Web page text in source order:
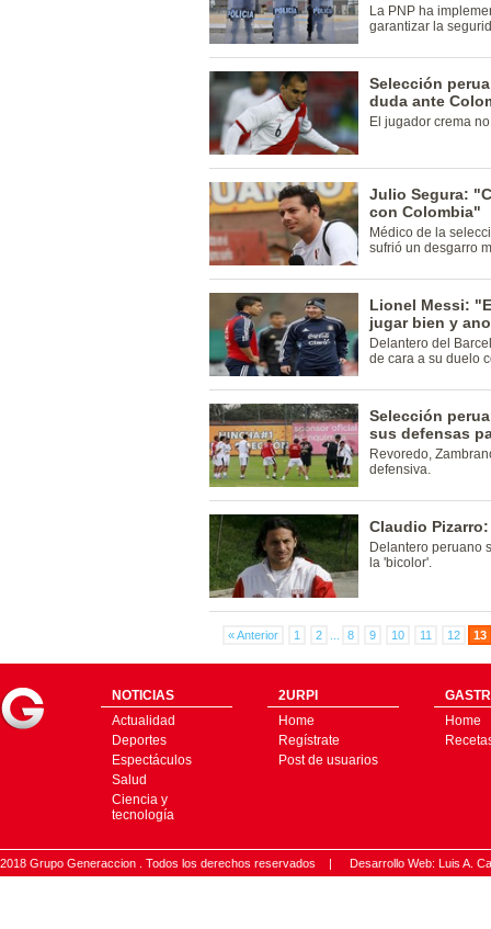
La PNP ha
garantizar la
Selección
duda ante
El jugador crema
Julio Segura:
con Colombia"
Médico de la
sufrió un desgarro
Lionel Messi:
jugar bien y
Delantero del
de cara a su duelo
Selección
sus defensas
Revoredo,
defensiva.
Claudio
Delantero peruano
la 'bicolor'.
« Anterior 1 2 8 9 10 11 12 13
NOTICIAS
Actualidad
Deportes
Espectáculos
Salud
Ciencia y
tecnología
2URPI
Home
Regístrate
Post de usuarios
Home
2018 Grupo Generaccion . Todos los derechos reservados | Desarrollo Web: Luis